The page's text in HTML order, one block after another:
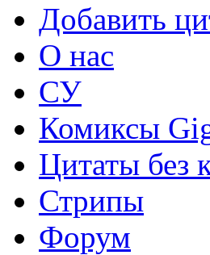
Добавить
О нас
СУ
Комиксы
Цитаты без
Стрипы
Форум